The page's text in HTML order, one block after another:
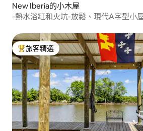
New Iberia的小木屋
-熱水浴缸和火坑-放鬆、現代A字型小
旅客精選榜首
旅客精選